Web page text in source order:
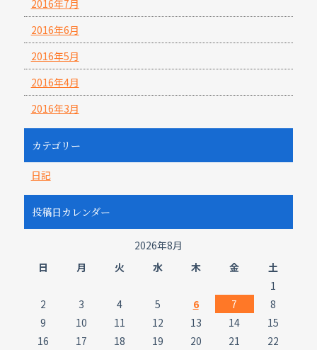
2016年7月
2016年6月
2016年5月
2016年4月
2016年3月
カテゴリー
日記
投稿日カレンダー
2026年8月
日
月 火 水 木 金
土
1
2
3 4 5 6 7
8
9
10 11 12 13 14
15
16
17 18 19 20 21 22